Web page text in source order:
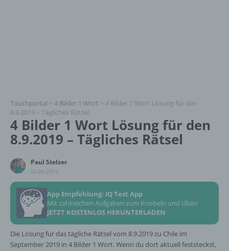
Touchportal > 4 Bilder 1 Wort > 4 Bilder 1 Wort Lösung für den
8.9.2019 – Tägliches Rätsel
4 Bilder 1 Wort Lösung für den
8.9.2019 – Tägliches Rätsel
Paul Stelzer
02.09.2019
App Empfehlung: IQ Test App
Mit zahlreichen Aufgaben zum Knobeln und Üben
JETZT KOSTENLOS HERUNTERLADEN
Die Lösung für das tägliche Rätsel vom 8.9.2019 zu Chile im
September 2019 in 4 Bilder 1 Wort. Wenn du dort aktuell feststeckst,